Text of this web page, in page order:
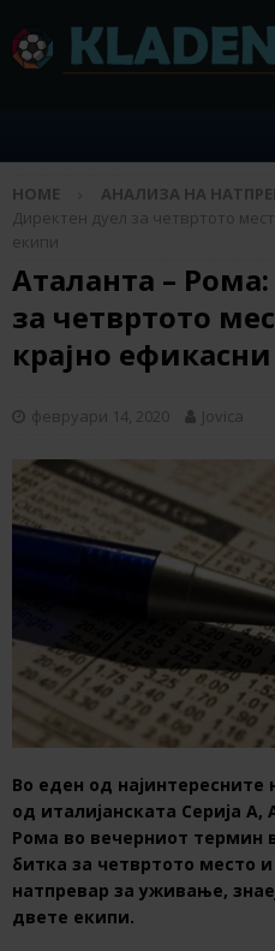
HOME АНАЛИЗА НА
Директен дуел за четвртото
екипи
Аталанта –
за четвртото
крајно
февруари 14, 2020 Jovica
Во еден од најинтересните
од италијанската Серија
Рома во вечерниот термин
битка за четвртото место
натпревар за уживање,
двете екипи.